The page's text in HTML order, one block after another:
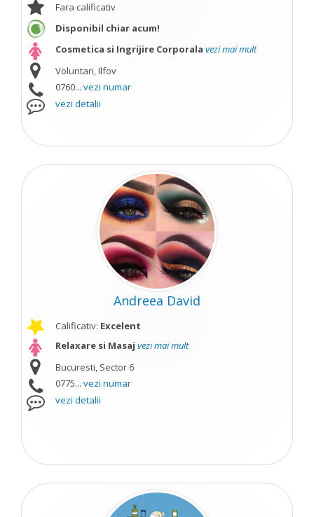
Fara calificativ
Disponibil chiar acum!
Cosmetica si Ingrijire Corporala vezi mai mult
Voluntari, Ilfov
0760... vezi numar
vezi detalii
Andreea David
Calificativ: Excelent
Relaxare si Masaj vezi mai mult
Bucuresti, Sector 6
0775... vezi numar
vezi detalii